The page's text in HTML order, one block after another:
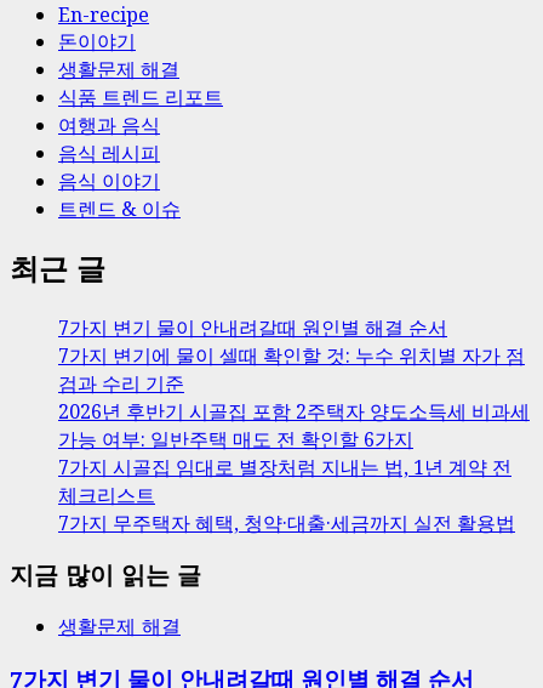
En-recipe
돈이야기
생활문제 해결
식품 트렌드 리포트
여행과 음식
음식 레시피
음식 이야기
트렌드 & 이슈
최근 글
7가지 변기 물이 안내려갈때 원인별 해결 순서
7가지 변기에 물이 셀때 확인할 것: 누수 위치별 자가 점
검과 수리 기준
2026년 후반기 시골집 포함 2주택자 양도소득세 비과세
가능 여부: 일반주택 매도 전 확인할 6가지
7가지 시골집 임대로 별장처럼 지내는 법, 1년 계약 전
체크리스트
7가지 무주택자 혜택, 청약·대출·세금까지 실전 활용법
지금 많이 읽는 글
생활문제 해결
7가지 변기 물이 안내려갈때 원인별 해결 순서